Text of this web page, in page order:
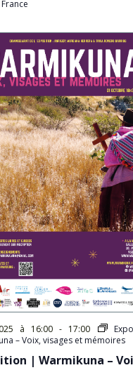
à 16:00- 17:00
– Voix, visages et mémoires
| Warmikuna –